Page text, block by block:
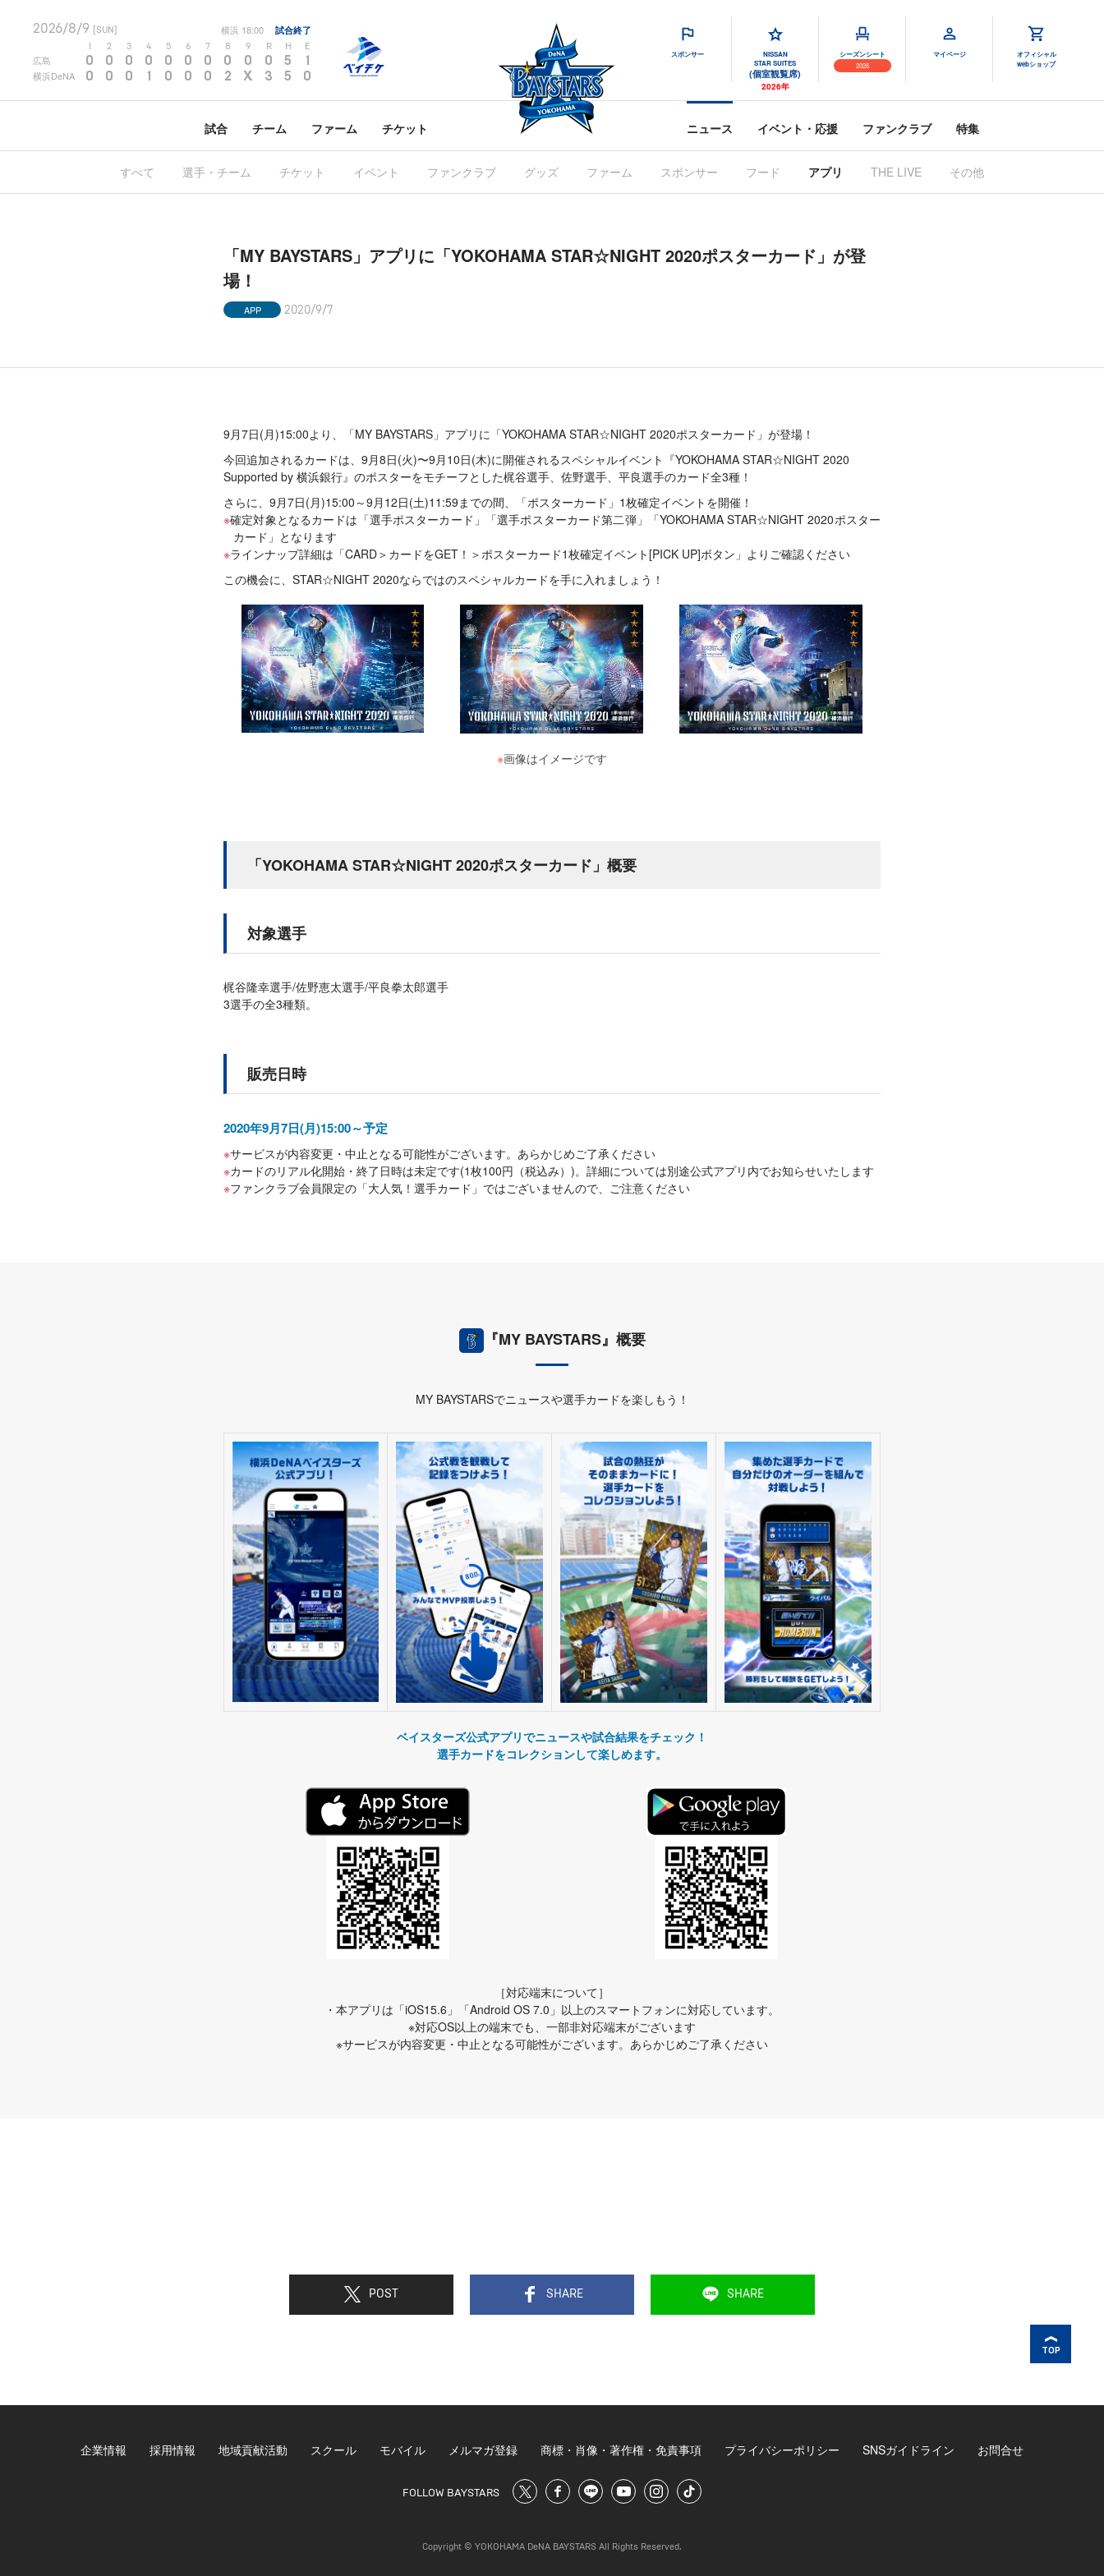
2026/8/9 [SUN] 横浜 18:00 試合終了
2 3 4 5 6 7 8 9 R H E
広島 0 0 0 0 0 0 0 0 0 0 5 1
横浜DeNA 0 0 0 1 0 0 0 2 X 3 5 0
スポンサー
NISSAN
STAR SUITES
(個室観覧席)
2026年
シーズンシート
2026
マイページ
オフィシャル
webショップ
試合 チーム ファーム チケット ニュース イベント・応援 ファンクラブ 特集
すべて 選手・チーム チケット イベント ファンクラブ グッズ ファーム スポンサー フード アプリ THE LIVE その他
「MY BAYSTARS」アプリに「YOKOHAMA STAR☆NIGHT 2020ポスターカード」が登
場！
APP 2020/9/7
9月7日(月)15:00より、「MY BAYSTARS」アプリに「YOKOHAMA STAR☆NIGHT 2020ポスターカード」が登場！
今回追加されるカードは、9月8日(火)〜9月10日(木)に開催されるスペシャルイベント『YOKOHAMA STAR☆NIGHT 2020
Supported by 横浜銀行』のポスターをモチーフとした梶谷選手、佐野選手、平良選手のカード全3種！
さらに、9月7日(月)15:00～9月12日(土)11:59までの間、「ポスターカード」1枚確定イベントを開催！
確定対象となるカードは「選手ポスターカード」「選手ポスターカード第二弾」「YOKOHAMA STAR☆NIGHT 2020ポスター
カード」となります
ラインナップ詳細は「CARD＞カードをGET！＞ポスターカード1枚確定イベント[PICK UP]ボタン」よりご確認ください
この機会に、STAR☆NIGHT 2020ならではのスペシャルカードを手に入れましょう！
※画像はイメージです
「YOKOHAMA STAR☆NIGHT 2020ポスターカード」概要
対象選手
梶谷隆幸選手/佐野恵太選手/平良拳太郎選手
3選手の全3種類。
販売日時
2020年9月7日(月)15:00～予定
サービスが内容変更・中止となる可能性がございます。あらかじめご了承ください
カードのリアル化開始・終了日時は未定です(1枚100円（税込み）)。詳細については別途公式アプリ内でお知らせいたします
ファンクラブ会員限定の「大人気！選手カード」ではございませんので、ご注意ください
『MY BAYSTARS』概要
MY BAYSTARSでニュースや選手カードを楽しもう！
ベイスターズ公式アプリでニュースや試合結果をチェック！
選手カードをコレクションして楽しめます。
［対応端末について］
・本アプリは「iOS15.6」「Android OS 7.0」以上のスマートフォンに対応しています。
※対応OS以上の端末でも、一部非対応端末がございます
※サービスが内容変更・中止となる可能性がございます。あらかじめご了承ください
POST SHARE SHARE
TOP
企業情報 採用情報 地域貢献活動 スクール モバイル メルマガ登録 商標・肖像・著作権・免責事項 プライバシーポリシー SNSガイドライン お問合せ
FOLLOW BAYSTARS
Copyright © YOKOHAMA DeNA BAYSTARS All Rights Reserved.